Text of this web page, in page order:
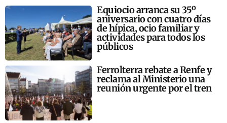
Equiocio arranca su 35º
aniversario con cuatro días
de hípica, ocio familiar y
actividades para todos los
públicos
Ferrolterra rebate a Renfe y
reclama al Ministerio una
reunión urgente por el tren